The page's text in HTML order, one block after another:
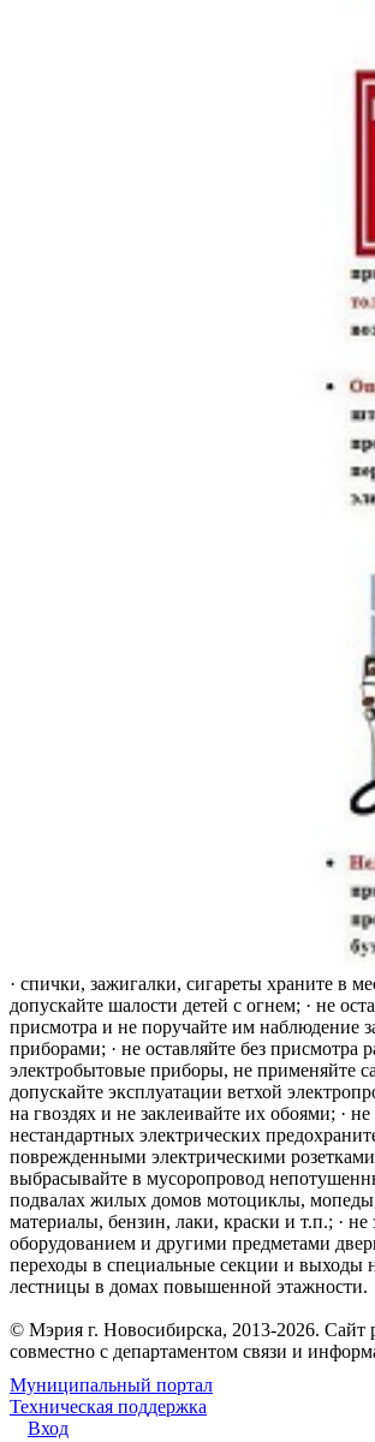
· спички, зажигалки, сигареты храните в
допускайте шалости детей с огнем; · не
присмотра и не поручайте им наблюдение
приборами; · не оставляйте без присмотра
электробытовые приборы, не применяйте
допускайте эксплуатации ветхой
на гвоздях и не заклеивайте их обоями; ·
нестандартных электрических
поврежденными электрическими
выбрасывайте в мусоропровод
подвалах жилых домов мотоциклы,
материалы, бензин, лаки, краски и т.п.; ·
оборудованием и другими предметами
переходы в специальные секции и выходы
лестницы в домах повышенной этажности.
© Мэрия г. Новосибирска, 2013-2026. Сайт
совместно с департаментом связи и
Муниципальный портал
Техническая поддержка
Вход